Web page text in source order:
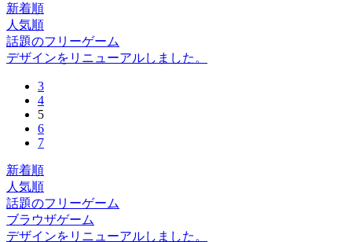
新着順
人気順
話題のフリーゲーム
デザインをリニューアルしました。
3
4
5
6
7
新着順
人気順
話題のフリーゲーム
ブラウザゲーム
デザインをリニューアルしました。